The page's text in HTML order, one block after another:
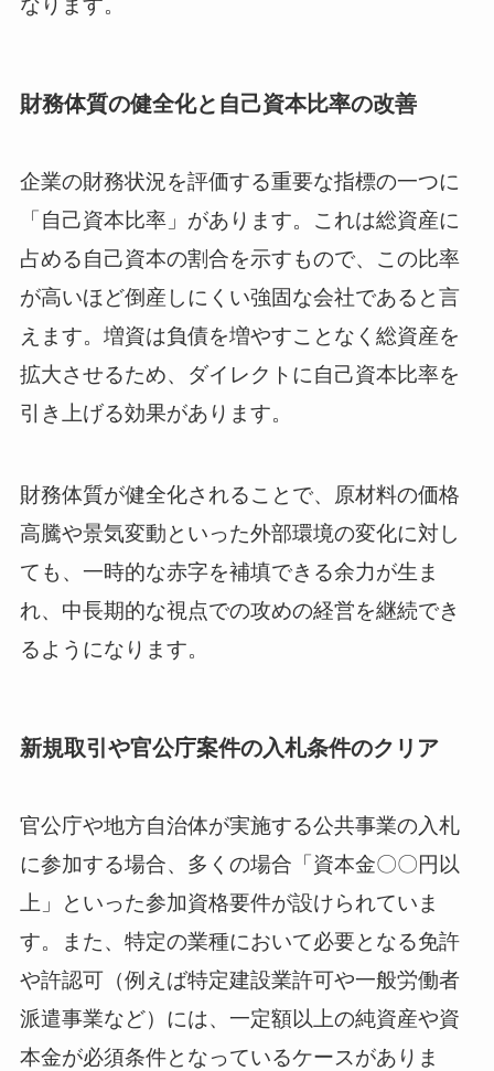
なります。
財務体質の健全化と自己資本比率の改善
企業の財務状況を評価する重要な指標の一つに
「自己資本比率」があります。これは総資産に
占める自己資本の割合を示すもので、この比率
が高いほど倒産しにくい強固な会社であると言
えます。増資は負債を増やすことなく総資産を
拡大させるため、ダイレクトに自己資本比率を
引き上げる効果があります。
財務体質が健全化されることで、原材料の価格
高騰や景気変動といった外部環境の変化に対し
ても、一時的な赤字を補填できる余力が生ま
れ、中長期的な視点での攻めの経営を継続でき
るようになります。
新規取引や官公庁案件の入札条件のクリア
官公庁や地方自治体が実施する公共事業の入札
に参加する場合、多くの場合「資本金〇〇円以
上」といった参加資格要件が設けられていま
す。また、特定の業種において必要となる免許
や許認可（例えば特定建設業許可や一般労働者
派遣事業など）には、一定額以上の純資産や資
本金が必須条件となっているケースがありま